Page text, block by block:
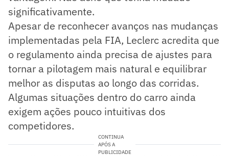
significativamente.
Apesar de reconhecer avanços nas mudanças
implementadas pela FIA, Leclerc acredita que
o regulamento ainda precisa de ajustes para
tornar a pilotagem mais natural e equilibrar
melhor as disputas ao longo das corridas.
Algumas situações dentro do carro ainda
exigem ações pouco intuitivas dos
competidores.
CONTINUA
APÓS A
PUBLICIDADE